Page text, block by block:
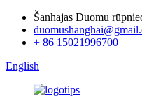
Šanhajas Duomu
+ 86 15021996700
English